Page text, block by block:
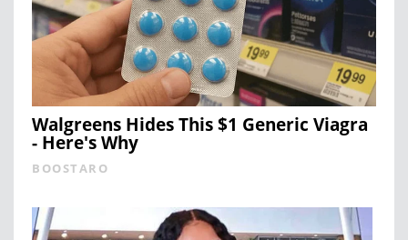
Walgreens Hides This $1 Generic Viagra
- Here's Why
BOOSTARO